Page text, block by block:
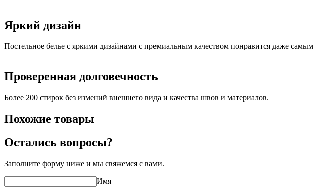
Яркий дизайн
Постельное белье с яркими дизайнами с премиальным качеством понравится даже
Проверенная долговечность
Более 200 стирок без измений внешнего вида и качества швов и материалов.
Похожие товары
Остались вопросы?
Заполните форму ниже и мы свяжемся с вами.
Имя